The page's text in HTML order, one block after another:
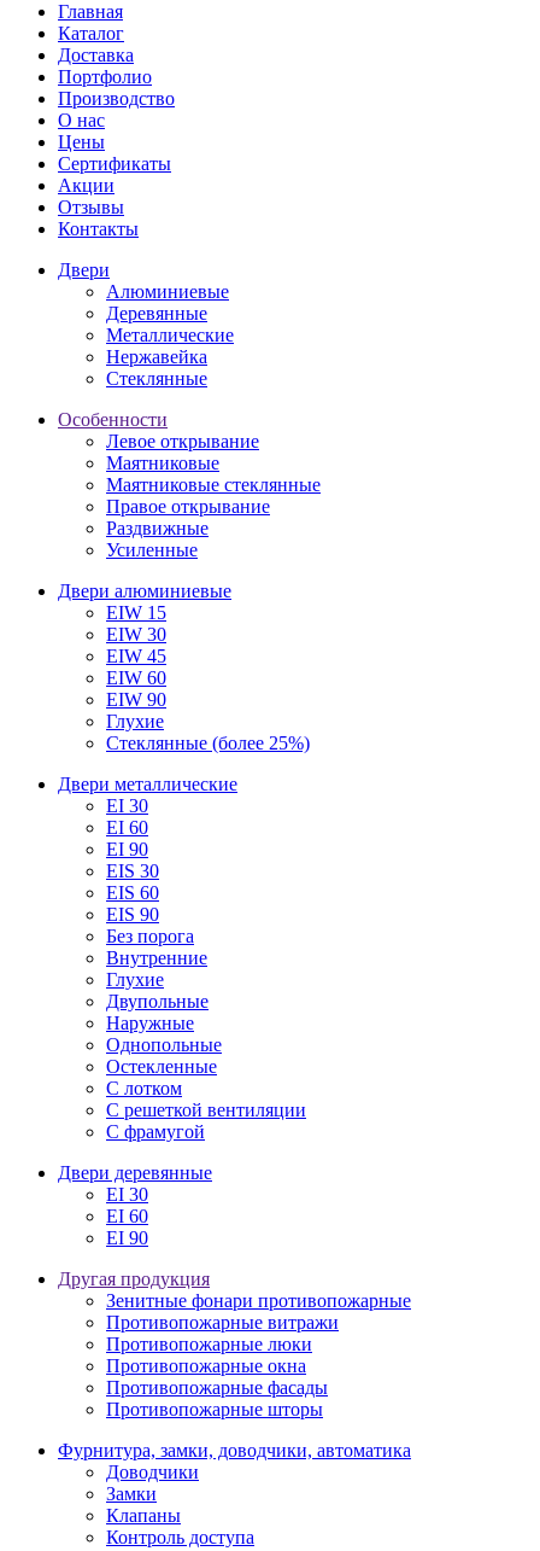
Главная
Каталог
Доставка
Портфолио
Производство
О нас
Цены
Сертификаты
Акции
Отзывы
Контакты
Двери
Алюминиевые
Деревянные
Металлические
Нержавейка
Стеклянные
Особенности
Левое открывание
Маятниковые
Маятниковые стеклянные
Правое открывание
Раздвижные
Усиленные
Двери алюминиевые
EIW 15
EIW 30
EIW 45
EIW 60
EIW 90
Глухие
Стеклянные (более 25%)
Двери металлические
EI 30
EI 60
EI 90
EIS 30
EIS 60
EIS 90
Без порога
Внутренние
Глухие
Двупольные
Наружные
Однопольные
Остекленные
С лотком
С решеткой вентиляции
С фрамугой
Двери деревянные
EI 30
EI 60
EI 90
Другая продукция
Зенитные фонари противопожарные
Противопожарные витражи
Противопожарные люки
Противопожарные окна
Противопожарные фасады
Противопожарные шторы
Фурнитура, замки, доводчики, автоматика
Доводчики
Замки
Клапаны
Контроль доступа